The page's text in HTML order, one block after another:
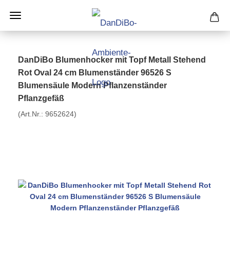
DanDiBo Blumenhocker mit Topf Metall Stehend
Rot Oval 24 cm Blumenständer 96526 S
Blumensäule Modern Pflanzenständer
Pflanzgefäß
(Art.Nr.: 9652624)